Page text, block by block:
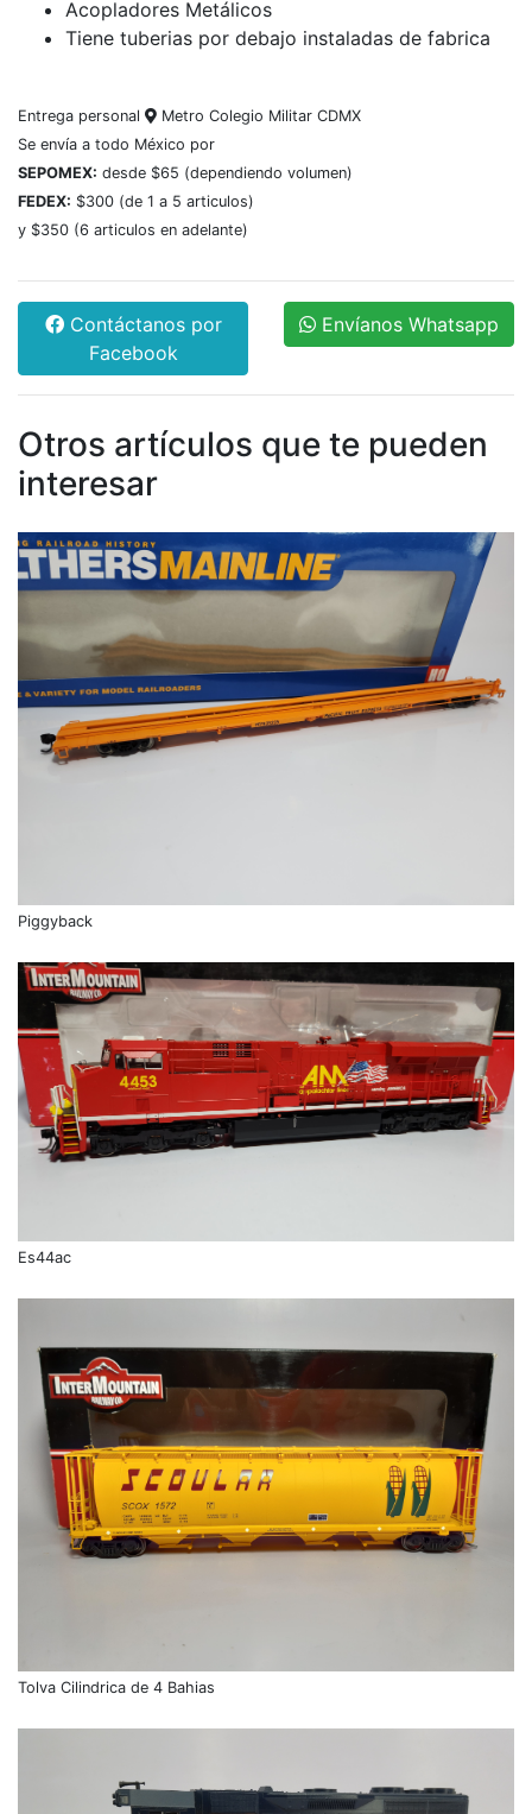
Acopladores Metálicos
Tiene tuberias por debajo instaladas de fabrica
Entrega personal
Metro Colegio Militar CDMX
Se envía a todo México por
SEPOMEX: desde $65 (dependiendo volumen)
FEDEX: $300 (de 1 a 5 articulos)
y $350 (6 articulos en adelante)
Contáctanos por
Facebook
Envíanos Whatsapp
Otros artículos que te pueden
interesar
Piggyback
Es44ac
Tolva Cilindrica de 4 Bahias